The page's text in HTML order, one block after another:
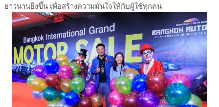
ยาวนานยิ่งขึ้น เพื่อสร้างความมั่นใจให้กับผู้ใช้ทุกคน